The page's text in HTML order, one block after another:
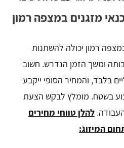
מזגנים במצפה רמון
רמון יכולה להשתנות
ומשך הזמן הנדרש. חשוב
בלבד, והמחיר הסופי ייקבע
בשטח. מומלץ לבקש הצעת
להלן טווחי מחירים
המיזוג: